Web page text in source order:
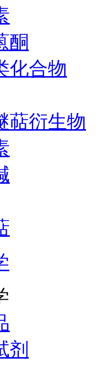
酮
化合物
萜衍生物
剂